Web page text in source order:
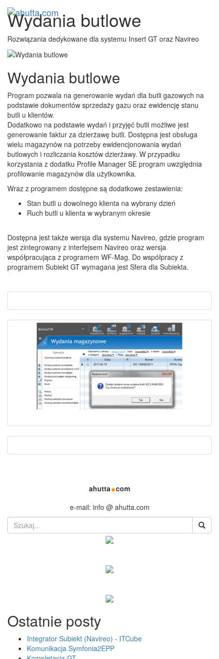
Wydania butlowe
Rozwiązania dedykowane dla systemu Insert GT oraz Navireo
Wydania butlowe
Program pozwala na generowanie wydań dla butli gazowych na
podstawie dokumentów sprzedaży gazu oraz ewidencję stanu
butli u klientów.
Dodatkowo na podstawie wydań i przyjęć butli możliwe jest
generowanie faktur za dzierżawę butli. Dostępna jest obsługa
wielu magazynów na potrzeby ewidencjonowania wydań
butlowych i rozliczania kosztów dzierżawy. W przypadku
korzystania z dodatku Profile Manager SE program uwzględnia
profilowanie magazynów dla użytkownika.
Wraz z programem dostępne są dodatkowe zestawienia:
Stan butli u dowolnego klienta na wybrany dzień
Ruch butli u klienta w wybranym okresie
Dostępna jest także wersja dla systemu Navireo, gdzie program
jest zintegrowany z interfejsem Navireo oraz wersja
współpracująca z programem WF-Mag. Do współpracy z
programem Subiekt GT wymagana jest Sfera dla Subiekta.
ahutta.com
e-mail: info @ ahutta.com
Ostatnie posty
Integrator Subiekt (Navireo) - ITCube
Komunikacja Symfonia2EPP